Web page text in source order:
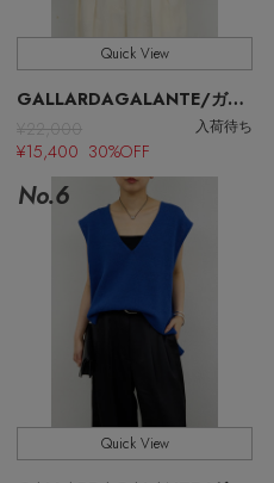
ルエット
でクールに
ポーチ
ープ
タブレットケース
Quick View
GALLARDAGALANTE/ガリャルダガランテ
¥22,000
入荷待ち
¥15,400 30%OFF
No.6
Quick View